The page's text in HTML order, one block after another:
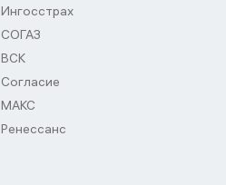
Ингосстрах
СОГАЗ
ВСК
Согласие
МАКС
Ренессанс